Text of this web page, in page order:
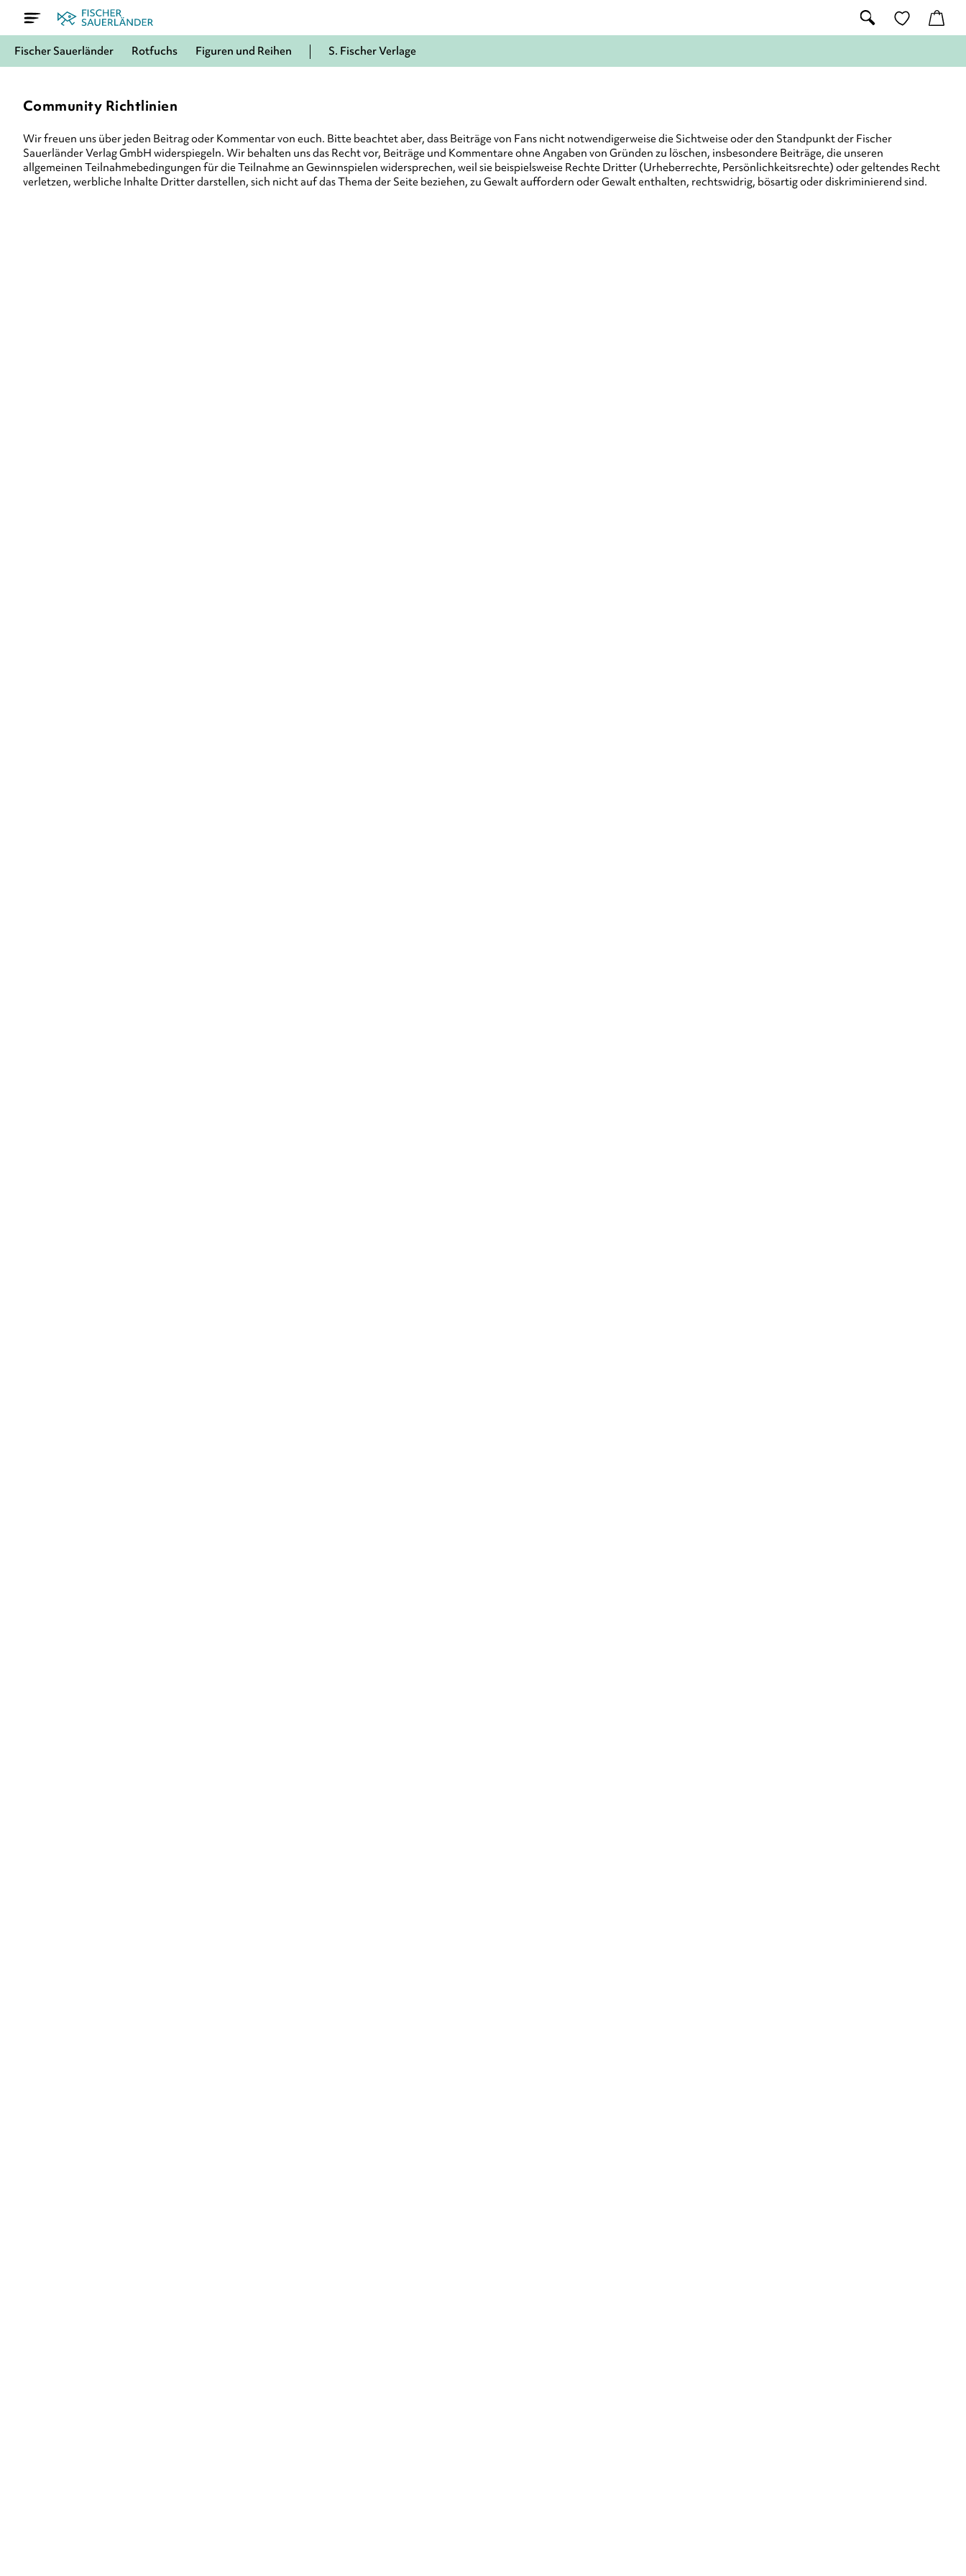
Fischer Sauerländer Rotfuchs Figuren und Reihen S. Fischer Verlage
Community Richtlinien
Wir freuen uns über jeden Beitrag oder Kommentar von euch. Bitte beachtet aber, dass Beiträge von Fans nicht notwendigerweise die Sichtweise oder den Standpunkt der Fischer
Sauerländer Verlag GmbH widerspiegeln. Wir behalten uns das Recht vor, Beiträge und Kommentare ohne Angaben von Gründen zu löschen, insbesondere Beiträge, die unseren
allgemeinen Teilnahmebedingungen für die Teilnahme an Gewinnspielen widersprechen, weil sie beispielsweise Rechte Dritter (Urheberrechte, Persönlichkeitsrechte) oder geltendes Recht
verletzen, werbliche Inhalte Dritter darstellen, sich nicht auf das Thema der Seite beziehen, zu Gewalt auffordern oder Gewalt enthalten, rechtswidrig, bösartig oder diskriminierend sind.